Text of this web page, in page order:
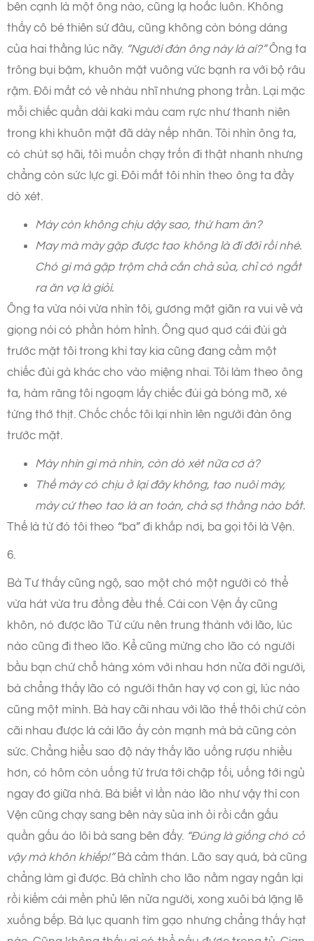
bên cạnh là một ông nào, cũng lạ hoắc luôn. Không
thấy cô bé thiên sứ đâu, cũng không còn bóng dáng
của hai thằng lúc nãy. “Người đàn ông này là ai?”Ông ta
trông bụi bặm, khuôn mặt vuông vức bạnh ra với bộ râu
rậm. Đôi mắt có vẻ nhàu nhĩ nhưng phong trần. Lại mặc
mỗi chiếc quần dài kaki màu cam rực như thanh niên
trong khi khuôn mặt đã dày nếp nhăn. Tôi nhìn ông ta,
có chút sợ hãi, tôi muốn chạy trốn đi thật nhanh nhưng
chẳng còn sức lực gì. Đôi mắt tôi nhìn theo ông ta đầy
dò xét.
Mày còn không chịu dậy sao, thứ ham ăn?
May mà mày gặp được tao không là đi đời rồi nhé.
Chó gì mà gặp trộm chả cắn chả sủa, chỉ có ngất
ra ăn vạ là giỏi.
Ông ta vừa nói vừa nhìn tôi, gương mặt giãn ra vui vẻ và
giọng nói có phần hóm hỉnh. Ông quơ quơ cái đùi gà
trước mặt tôi trong khi tay kia cũng đang cầm một
chiếc đùi gà khác cho vào miệng nhai. Tôi làm theo ông
ta, hàm răng tôi ngoạm lấy chiếc đùi gà bóng mỡ, xé
từng thớ thịt. Chốc chốc tôi lại nhìn lên người đàn ông
trước mặt.
Mày nhìn gì mà nhìn, còn dò xét nữa cơ à?
Thế mày có chịu ở lại đây không, tao nuôi mày,
mày cứ theo tao là an toàn, chả sợ thằng nào bắt.
Thế là từ đó tôi theo “ba” đi khắp nơi, ba gọi tôi là Vện.
6.
Bà Tư thấy cũng ngộ, sao một chó một người có thể
vừa hát vừa tru đồng đều thế. Cái con Vện ấy cũng
khôn, nó được lão Tứ cứu nên trung thành với lão, lúc
nào cũng đi theo lão. Kể cũng mừng cho lão có người
bầu bạn chứ chỗ hàng xóm với nhau hơn nửa đời người,
bà chẳng thấy lão có người thân hay vợ con gì, lúc nào
cũng một mình. Bà hay cãi nhau với lão thế thôi chứ còn
cãi nhau được là cái lão ấy còn mạnh mà bà cũng còn
sức. Chẳng hiểu sao độ này thấy lão uống rượu nhiều
hơn, có hôm còn uống từ trưa tới chập tối, uống tới ngủ
ngay đơ giữa nhà. Bà biết vì lần nào lão như vậy thì con
Vện cũng chạy sang bên này sủa inh ỏi rồi cắn gấu
quần gấu áo lôi bà sang bên đấy. “Đúng là giống chó cỏ
vậy mà khôn khiếp!”Bà cảm thán. Lão say quá, bà cũng
chẳng làm gì được. Bà chỉnh cho lão nằm ngay ngắn lại
rồi kiếm cái mền phủ lên nửa người, xong xuôi bà lặng lẽ
xuống bếp. Bà lục quanh tìm gạo nhưng chẳng thấy hạt